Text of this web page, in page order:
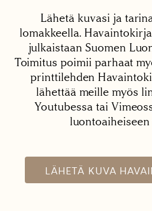
Lähetä kuvasi ja
lomakkeella.
julkaistaan Suomen
Toimitus poimii parhaat
printtilehden
lähettää meille myös
Youtubessa tai
LÄHETÄ KUVA